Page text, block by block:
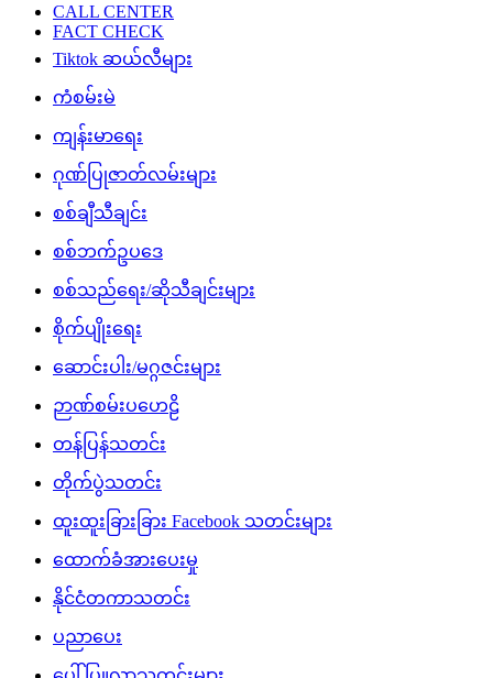
CALL CENTER
FACT CHECK
Tiktok ဆယ်လီများ
ကံစမ်းမဲ
ကျန်းမာရေး
ဂုဏ်ပြုဇာတ်လမ်းများ
စစ်ချီသီချင်း
စစ်ဘက်ဥပဒေ
စစ်သည်ရေး/ဆိုသီချင်းများ
စိုက်ပျိုးရေး
ဆောင်းပါး/မဂ္ဂဇင်းများ
ဉာဏ်စမ်းပဟေဠိ
တန်ပြန်သတင်း
တိုက်ပွဲသတင်း
ထူးထူးခြားခြား Facebook သတင်းများ
ထောက်ခံအားပေးမှု
နိုင်ငံတကာသတင်း
ပညာပေး